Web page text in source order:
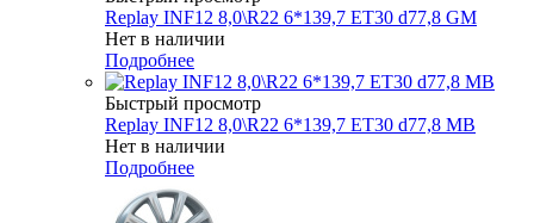
Replay INF12 8,0\R22 6*139,7 ET30 d77,8 GM
Нет в наличии
Подробнее
Быстрый просмотр
Replay INF12 8,0\R22 6*139,7 ET30 d77,8 MB
Нет в наличии
Подробнее